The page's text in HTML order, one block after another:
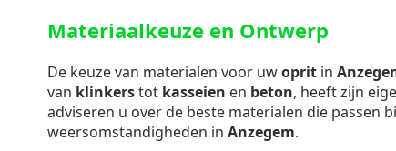
Materiaalkeuze en Ontwerp
De keuze van materialen voor uwoprit in
van klinkerstot kasseien en beton, heeft zijn
adviseren u over de beste materialen die passen
weersomstandigheden in Anzegem.